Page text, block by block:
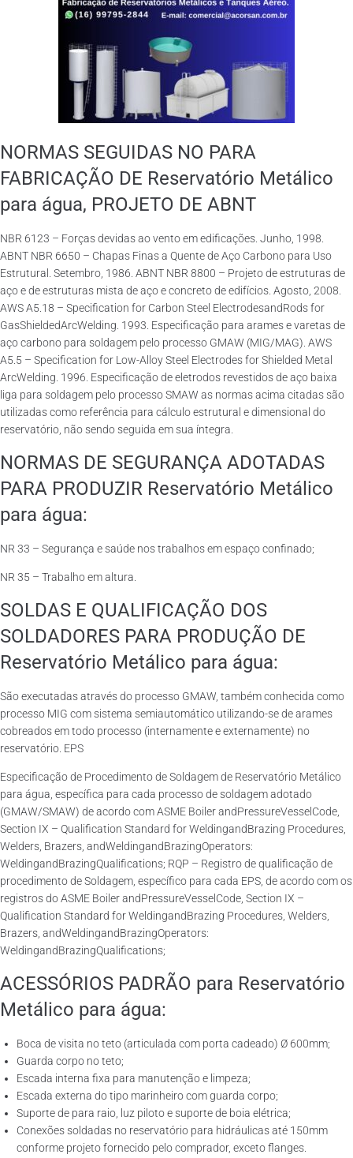
NORMAS SEGUIDAS NO PARA
FABRICAÇÃO DE Reservatório Metálico
para água, PROJETO DE ABNT
NBR 6123 – Forças devidas ao vento em edificações. Junho, 1998.
ABNT NBR 6650 – Chapas Finas a Quente de Aço Carbono para Uso
Estrutural. Setembro, 1986. ABNT NBR 8800 – Projeto de estruturas de
aço e de estruturas mista de aço e concreto de edifícios. Agosto, 2008.
AWS A5.18 – Specification for Carbon Steel ElectrodesandRods for
GasShieldedArcWelding. 1993. Especificação para arames e varetas de
aço carbono para soldagem pelo processo GMAW (MIG/MAG). AWS
A5.5 – Specification for Low-Alloy Steel Electrodes for Shielded Metal
ArcWelding. 1996. Especificação de eletrodos revestidos de aço baixa
liga para soldagem pelo processo SMAW as normas acima citadas são
utilizadas como referência para cálculo estrutural e dimensional do
reservatório, não sendo seguida em sua íntegra.
NORMAS DE SEGURANÇA ADOTADAS
PARA PRODUZIR Reservatório Metálico
para água:
NR 33 – Segurança e saúde nos trabalhos em espaço confinado;
NR 35 – Trabalho em altura.
SOLDAS E QUALIFICAÇÃO DOS
SOLDADORES PARA PRODUÇÃO DE
Reservatório Metálico para água:
São executadas através do processo GMAW, também conhecida como
processo MIG com sistema semiautomático utilizando-se de arames
cobreados em todo processo (internamente e externamente) no
reservatório. EPS
Especificação de Procedimento de Soldagem de Reservatório Metálico
para água, específica para cada processo de soldagem adotado
(GMAW/SMAW) de acordo com ASME Boiler andPressureVesselCode,
Section IX – Qualification Standard for WeldingandBrazing Procedures,
Welders, Brazers, andWeldingandBrazingOperators:
WeldingandBrazingQualifications; RQP – Registro de qualificação de
procedimento de Soldagem, específico para cada EPS, de acordo com os
registros do ASME Boiler andPressureVesselCode, Section IX –
Qualification Standard for WeldingandBrazing Procedures, Welders,
Brazers, andWeldingandBrazingOperators:
WeldingandBrazingQualifications;
ACESSÓRIOS PADRÃO para Reservatório
Metálico para água:
Boca de visita no teto (articulada com porta cadeado) Ø 600mm;
Guarda corpo no teto;
Escada interna fixa para manutenção e limpeza;
Escada externa do tipo marinheiro com guarda corpo;
Suporte de para raio, luz piloto e suporte de boia elétrica;
Conexões soldadas no reservatório para hidráulicas até 150mm
conforme projeto fornecido pelo comprador, exceto flanges.